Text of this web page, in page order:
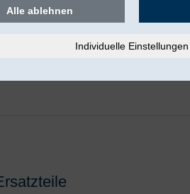
mm, mit 3.5 Dioptrien, reinweiss, USB
Alle ablehnen